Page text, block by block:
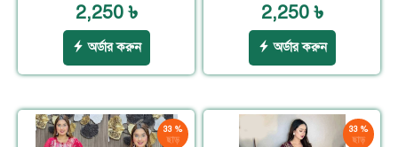
2,250 ৳
অর্ডার করুন
2,250 ৳
অর্ডার করুন
33 %
ছাড়
33 %
ছাড়